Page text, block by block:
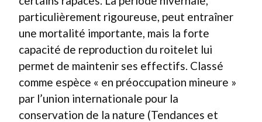
particulièrement rigoureuse, peut entraîner
une mortalité importante, mais la forte
capacité de reproduction du roitelet lui
permet de maintenir ses effectifs. Classé
comme espèce « en préoccupation mineure »
par l’union internationale pour la
conservation de la nature (Tendances et